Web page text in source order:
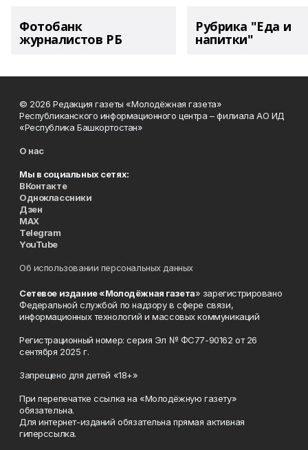
Фотобанк
журналистов РБ
Рубрика "Еда и
напитки"
© 2026 Редакция газеты «Молодёжная газета»
Республиканского информационного центра – филиала АО ИД
«Республика Башкортостан»
О нас
Мы в социальных сетях:
ВКонтакте
Одноклассники
Дзен
MAX
Telegram
YouTube
Об использовании персональных данных
Сетевое издание «Молодёжная газета» зарегистрировано
Федеральной службой по надзору в сфере связи,
информационных технологий и массовых коммуникаций
Регистрационный номер: серия Эл № ФС77-90162 от 26
сентября 2025 г.
Запрещено для детей «18+»
При перепечатке ссылка на «Молодёжную газету»
обязательна.
Для интернет-изданий обязательна прямая активная
гиперссылка.